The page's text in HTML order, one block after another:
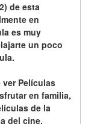
de esta
en
es muy
un poco
ver Películas
en familia,
de la
del cine.